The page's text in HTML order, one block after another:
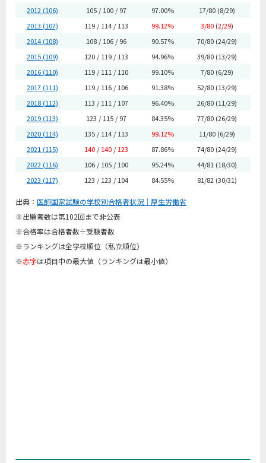
2012 (106) 105 / 100 / 97 97.00%
17/80 (8/29)
2013 (107)
119 / 114 / 113 99.12% 3/80(2/29)
2014 (108)
108 / 106 / 96 90.57%
70/80 (24/29)
2015 (109)
120 / 119 / 113 94.96%
39/80 (13/29)
2016 (110)
119 / 111 / 110 99.10%
7/80 (6/29)
2017 (111)
119 / 116 / 106 91.38%
52/80 (13/29)
2018 (112)
113 / 111 / 107 96.40%
26/80 (11/29)
2019 (113)
123 / 115 / 97 84.35%
77/80 (26/29)
2020 (114)
135 / 114 / 113 99.12%
11/80 (6/29)
2021 (115)
140/ 140/ 123 87.86%
74/80 (24/29)
2022 (116)
106 / 105 / 100 95.24%
44/81 (18/30)
2023 (117)
123 / 123 / 104 84.55% 81/82 (30/31)
出典： 医師国家試験の学校別合格者状況｜厚生労働省
※出願者数は第102回まで非公表
※合格率は合格者数÷受験者数
※ランキングは全学校順位（私立順位）
※赤字は項目中の最大値（ランキングは最小値）